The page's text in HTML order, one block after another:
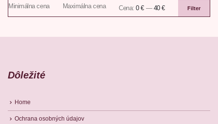
Minimálna cena Maximálna cena Filter
Cena:0 € — 40 €
Dôležité
Home
Ochrana osobných údajov